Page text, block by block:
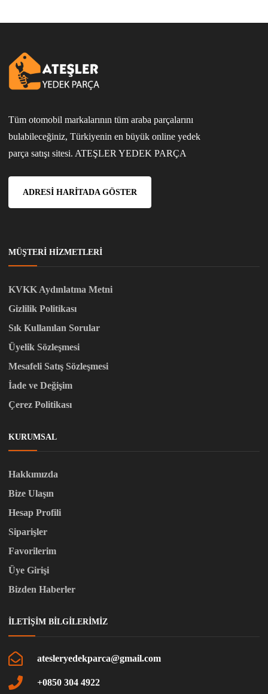
Tüm otomobil markalarının tüm araba parçalarını
bulabileceğiniz, Türkiyenin en büyük online yedek
parça satışı sitesi. ATEŞLER YEDEK PARÇA
ADRESI HARITADA GÖSTER
MÜŞTERI HIZMETLERI
KVKK Aydınlatma Metni
Gizlilik Politikası
Sık Kullanılan Sorular
Üyelik Sözleşmesi
Mesafeli Satış Sözleşmesi
İade ve Değişim
Çerez Politikası
KURUMSAL
Hakkımızda
Bize Ulaşın
Hesap Profili
Siparişler
Favorilerim
Üye Girişi
Bizden Haberler
İLETIŞIM BILGILERIMIZ
atesleryedekparca@gmail.com
+0850 304 4922